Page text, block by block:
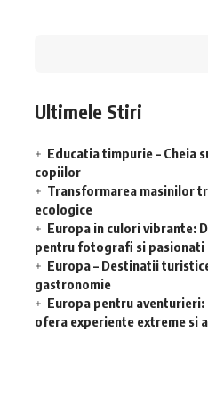
Ultimele Stiri
Educatia timpurie – Cheia
copiilor
Transformarea masinilor
ecologice
Europa in culori vibrante:
pentru fotografi si pasionati
Europa – Destinatii
gastronomie
Europa pentru
ofera experiente extreme si